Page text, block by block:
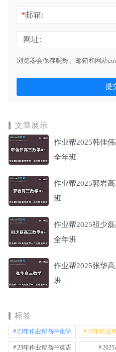
*邮箱:
网址:
浏览器会保存昵称、邮箱和网站
文章展示
作业帮2025韩佳
全年班
作业帮2025郭岩
班
作业帮2025祖少
全年班
作业帮2025张华
班
标签
23年作业帮高中化学 23年作业
23年作业帮高中英语